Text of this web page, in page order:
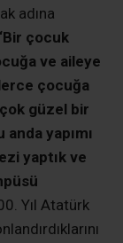
adına
çocuk
ve aileye
çocuğa
güzel bir
yapımı
yaptık ve
Yıl Atatürk